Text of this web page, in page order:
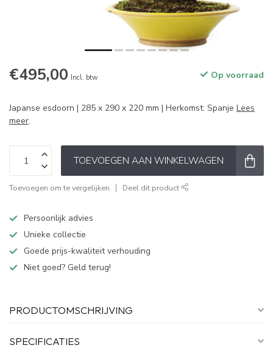
€495,00 Incl. btw Op voorraad
Japanse esdoorn | 285 x 290 x 220 mm | Herkomst: Spanje Lees
meer.
TOEVOEGEN AAN WINKELWAGEN
Toevoegen om te vergelijken Deel dit product
Persoonlijk advies
Unieke collectie
Goede prijs-kwaliteit verhouding
Niet goed? Geld terug!
PRODUCTOMSCHRIJVING
SPECIFICATIES